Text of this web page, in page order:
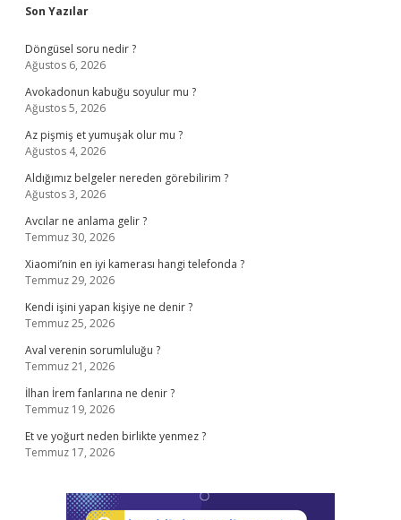
Sidebar
Son Yazılar
Döngüsel soru nedir ?
Ağustos 6, 2026
Avokadonun kabuğu soyulur mu ?
Ağustos 5, 2026
Az pişmiş et yumuşak olur mu ?
Ağustos 4, 2026
Aldığımız belgeler nereden görebilirim ?
Ağustos 3, 2026
Avcılar ne anlama gelir ?
Temmuz 30, 2026
Xiaomi’nin en iyi kamerası hangi telefonda ?
Temmuz 29, 2026
Kendi işini yapan kişiye ne denir ?
Temmuz 25, 2026
Aval verenin sorumluluğu ?
Temmuz 21, 2026
İlhan İrem fanlarına ne denir ?
Temmuz 19, 2026
Et ve yoğurt neden birlikte yenmez ?
Temmuz 17, 2026